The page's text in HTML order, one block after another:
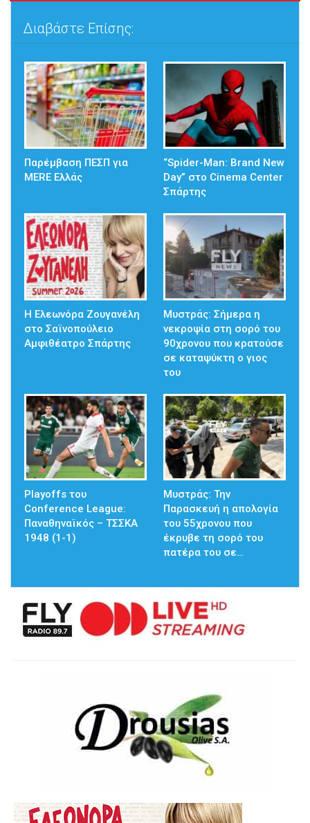
Διαβάστε Επίσης:
Παρέμβαση ΠΕΣΠ για
MERE Ελλάς
“Spider-Man: Brand New
Day” στο Cinema Center
Σπάρτης
Η Ελεωνόρα Ζουγανέλη
στο Σαϊνοπούλειο
Αμφιθέατρο Σπάρτης
Mυστράς: Σήμερα η
νεκροψία στη σορό του
90χρονου που κρατούσε
σε καταψύκτη ο γιος
του
Playoffs του
Conference League:
Παναθηναϊκός – ΤΣΣΚΑ
1948 (1-1)
Μυστράς: Την
Παρασκευή η απολογία
του 55χρονου που
έκρυβε τη σορό του
πατέρα του σε…